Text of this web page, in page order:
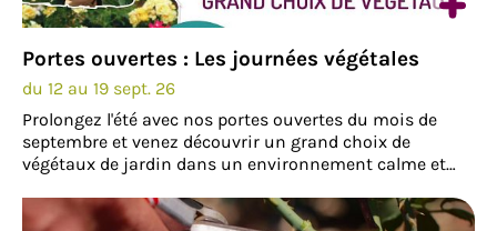
Portes ouvertes : Les journées végétales
du 12 au 19 sept. 26
Prolongez l'été avec nos portes ouvertes du mois de
septembre et venez découvrir un grand choix de
végétaux de jardin dans un environnement calme et
fruits, plantes vivaces, arbres et arbustes…